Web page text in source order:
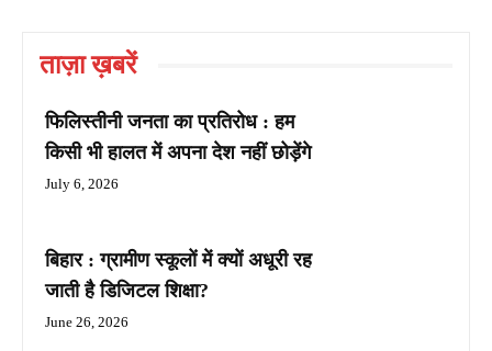
ताज़ा ख़बरें
फिलिस्तीनी जनता का प्रतिरोध : हम
किसी भी हालत में अपना देश नहीं छोड़ेंगे
July 6, 2026
बिहार : ग्रामीण स्कूलों में क्यों अधूरी रह
जाती है डिजिटल शिक्षा?
June 26, 2026